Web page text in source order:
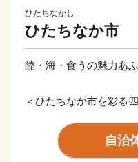
ひたちなかし
ひたちなか市
陸・海・食うの魅力
＜ひたちなか市を彩る
かな春が訪れる頃、国
色鮮やかなスイセン、
自治